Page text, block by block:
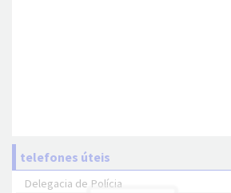
telefones úteis
Delegacia de Polícia